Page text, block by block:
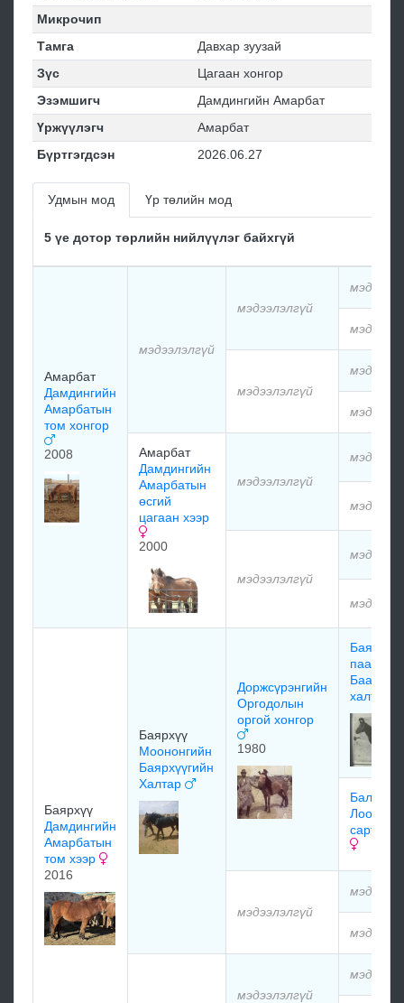
Микрочип
Тамга
Давхар зуузай
Зүс
Цагаан хонгор
Эзэмшигч
Дамдингийн Амарбат
Үржүүлэгч
Амарбат
Бүртгэгдсэн
2026.06.27
Удмын мод Үр төлийн мод
5 үе дотор төрлийн нийлүүлэг байхгүй
Амарбат
Дамдингийн
Амарбатын
том хонгор
2008
мэдээлэлгүй
мэдээлэлгүй
мэдээлэлгүй
Амарбат
Дамдингийн
Амарбатын
өсгий
цагаан хээр
2000
мэдээлэлгүй
мэдээлэлгүй
Баярхүү
Дамдингийн
Амарбатын
том хээр
2016
Баярхүү
Моононгийн
Баярхүүгийн
Халтар
Доржсүрэнгийн
Оргодолын
оргой хонгор
1980
паагаа
халтар
Лоорийн
сарт
мэдээлэлгүй
мэдээлэлгүй